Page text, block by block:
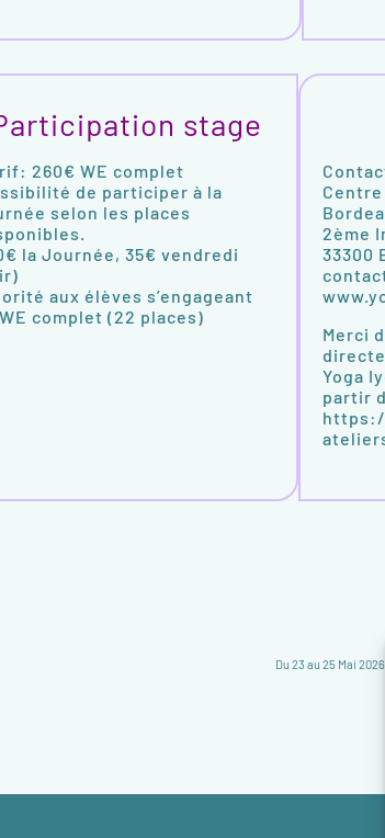
stage
260€ WE complet
de participer à la
selon les places
la Journée, 35€ vendredi
aux élèves s’engageant
complet (22 places)
Centre
2ème
33300
Merci
Yoga
partir
Du 23 au 25 Mai